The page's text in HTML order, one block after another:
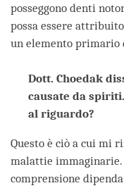
posseggono denti
possa essere
un elemento primario
Dott. Choedak
causate da
al riguardo?
Questo è ciò a cui mi
malattie immaginarie.
comprensione